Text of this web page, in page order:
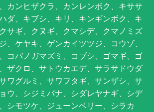
カンヒザクラ、カンレンボク、キササ
ダ、キブシ、キリ、キンギンボク、キ
サギ、クヌギ、クマシデ、クマノミズ
、ケヤキ、ゲンカイツツジ、コウゾ、
コバノガマズミ、コブシ、ゴマギ、ゴ
ザクロ、サトウカエデ、サラサドウダ
ワグルミ、サワフタギ、サンザシ、サ
ウ、シジミバナ、シダレヤナギ、シデ
シモツケ、ジューンベリー、シラカ